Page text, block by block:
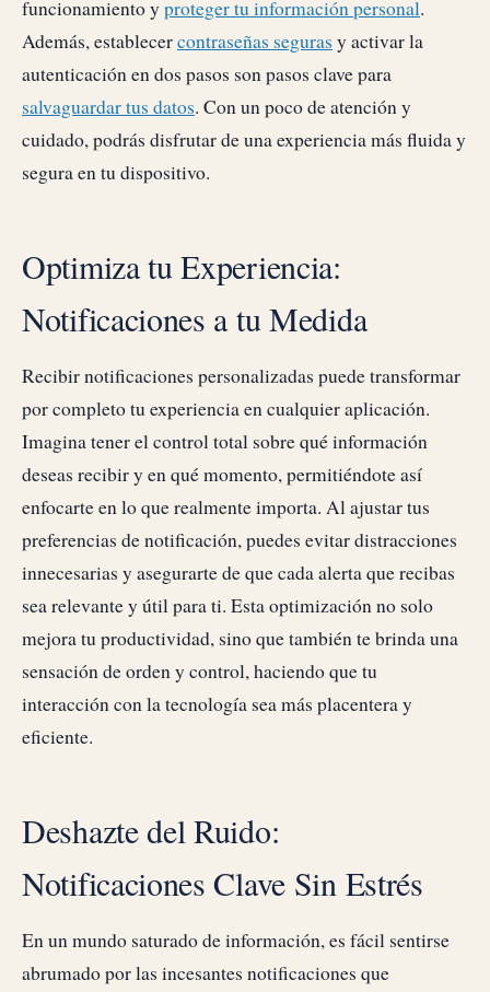
funcionamiento y proteger tu información personal.
Además, establecercontraseñas seguras y activar la
autenticación en dos pasos son pasos clave para
salvaguardar tus datos. Con un poco de atención y
cuidado, podrás disfrutar de una experiencia más fluida y
segura en tu dispositivo.
Optimiza tu Experiencia:
Notificaciones a tu Medida
Recibir notificaciones personalizadas puede transformar
por completo tu experiencia en cualquier aplicación.
Imagina tener el control total sobre qué información
deseas recibir y en qué momento, permitiéndote así
enfocarte en lo que realmente importa. Al ajustar tus
preferencias de notificación, puedes evitar distracciones
innecesarias y asegurarte de que cada alerta que recibas
sea relevante y útil para ti. Esta optimización no solo
mejora tu productividad, sino que también te brinda una
sensación de orden y control, haciendo que tu
interacción con la tecnología sea más placentera y
eficiente.
Deshazte del Ruido:
Notificaciones Clave Sin Estrés
En un mundo saturado de información, es fácil sentirse
abrumado por las incesantes notificaciones que